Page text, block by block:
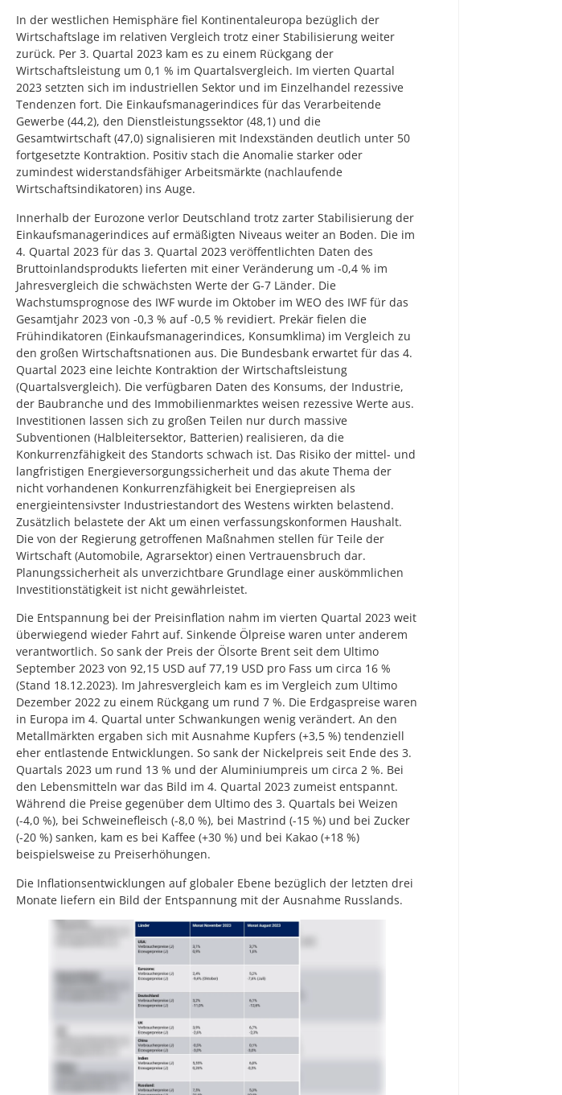
In der westlichen Hemisphäre fiel Kontinentaleuropa bezüglich der
Wirtschaftslage im relativen Vergleich trotz einer Stabilisierung weiter
zurück. Per 3. Quartal 2023 kam es zu einem Rückgang der
Wirtschaftsleistung um 0,1 % im Quartalsvergleich. Im vierten Quartal
2023 setzten sich im industriellen Sektor und im Einzelhandel rezessive
Tendenzen fort. Die Einkaufsmanagerindices für das Verarbeitende
Gewerbe (44,2), den Dienstleistungssektor (48,1) und die
Gesamtwirtschaft (47,0) signalisieren mit Indexständen deutlich unter 50
fortgesetzte Kontraktion. Positiv stach die Anomalie starker oder
zumindest widerstandsfähiger Arbeitsmärkte (nachlaufende
Wirtschaftsindikatoren) ins Auge.
Innerhalb der Eurozone verlor Deutschland trotz zarter Stabilisierung der
Einkaufsmanagerindices auf ermäßigten Niveaus weiter an Boden. Die im
4. Quartal 2023 für das 3. Quartal 2023 veröffentlichten Daten des
Bruttoinlandsprodukts lieferten mit einer Veränderung um -0,4 % im
Jahresvergleich die schwächsten Werte der G-7 Länder. Die
Wachstumsprognose des IWF wurde im Oktober im WEO des IWF für das
Gesamtjahr 2023 von -0,3 % auf -0,5 % revidiert. Prekär fielen die
Frühindikatoren (Einkaufsmanagerindices, Konsumklima) im Vergleich zu
den großen Wirtschaftsnationen aus. Die Bundesbank erwartet für das 4.
Quartal 2023 eine leichte Kontraktion der Wirtschaftsleistung
(Quartalsvergleich). Die verfügbaren Daten des Konsums, der Industrie,
der Baubranche und des Immobilienmarktes weisen rezessive Werte aus.
Investitionen lassen sich zu großen Teilen nur durch massive
Subventionen (Halbleitersektor, Batterien) realisieren, da die
Konkurrenzfähigkeit des Standorts schwach ist. Das Risiko der mittel- und
langfristigen Energieversorgungssicherheit und das akute Thema der
nicht vorhandenen Konkurrenzfähigkeit bei Energiepreisen als
energieintensivster Industriestandort des Westens wirkten belastend.
Zusätzlich belastete der Akt um einen verfassungskonformen Haushalt.
Die von der Regierung getroffenen Maßnahmen stellen für Teile der
Wirtschaft (Automobile, Agrarsektor) einen Vertrauensbruch dar.
Planungssicherheit als unverzichtbare Grundlage einer auskömmlichen
Investitionstätigkeit ist nicht gewährleistet.
Die Entspannung bei der Preisinflation nahm im vierten Quartal 2023 weit
überwiegend wieder Fahrt auf. Sinkende Ölpreise waren unter anderem
verantwortlich. So sank der Preis der Ölsorte Brent seit dem Ultimo
September 2023 von 92,15 USD auf 77,19 USD pro Fass um circa 16 %
(Stand 18.12.2023). Im Jahresvergleich kam es im Vergleich zum Ultimo
Dezember 2022 zu einem Rückgang um rund 7 %. Die Erdgaspreise waren
in Europa im 4. Quartal unter Schwankungen wenig verändert. An den
Metallmärkten ergaben sich mit Ausnahme Kupfers (+3,5 %) tendenziell
eher entlastende Entwicklungen. So sank der Nickelpreis seit Ende des 3.
Quartals 2023 um rund 13 % und der Aluminiumpreis um circa 2 %. Bei
den Lebensmitteln war das Bild im 4. Quartal 2023 zumeist entspannt.
Während die Preise gegenüber dem Ultimo des 3. Quartals bei Weizen
(-4,0 %), bei Schweinefleisch (-8,0 %), bei Mastrind (-15 %) und bei Zucker
(-20 %) sanken, kam es bei Kaffee (+30 %) und bei Kakao (+18 %)
beispielsweise zu Preiserhöhungen.
Die Inflationsentwicklungen auf globaler Ebene bezüglich der letzten drei
Monate liefern ein Bild der Entspannung mit der Ausnahme Russlands.